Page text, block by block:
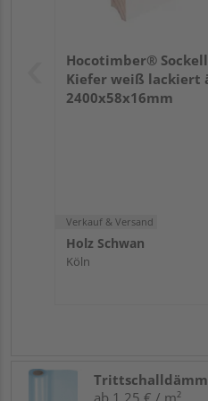
Hocotimber®
Kiefer weiß lackiert
2400x58x16mm
Verkauf & Versand
Holz Schwan
Köln
ab 1,25 € / m²